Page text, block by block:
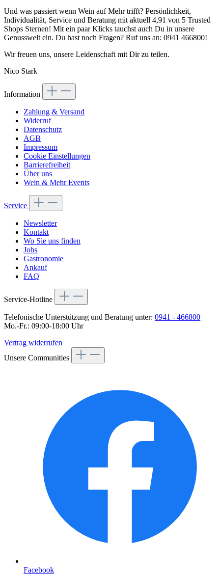
Und was passiert wenn Wein auf Mehr trifft? Persönlichkeit,
Individualität, Service und Beratung mit aktuell 4,91 von 5 Trusted
Shops Sternen! Mit ein paar Klicks tauchst auch Du in unsere
Genusswelt ein. Du hast noch Fragen? Ruf uns an: 0941 466800!
Wir freuen uns, unsere Leidenschaft mit Dir zu teilen.
Nico Stark
Information
Zahlung & Versand
Widerruf
Datenschutz
AGB
Impressum
Cookie Einstellungen
Barrierefreiheit
Über uns
Wein & Mehr Events
Service
Newsletter
Kontakt
Wo Sie uns finden
Jobs
Gastronomie
Ankauf
FAQ
Service-Hotline
Telefonische Unterstützung und Beratung unter: 0941 - 466800
Mo.-Fr.: 09:00-18:00 Uhr
Vertrag widerrufen
Unsere Communities
Facebook